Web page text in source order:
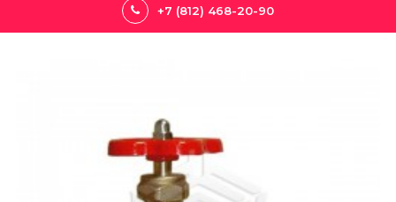
+7 (812) 468-20-90